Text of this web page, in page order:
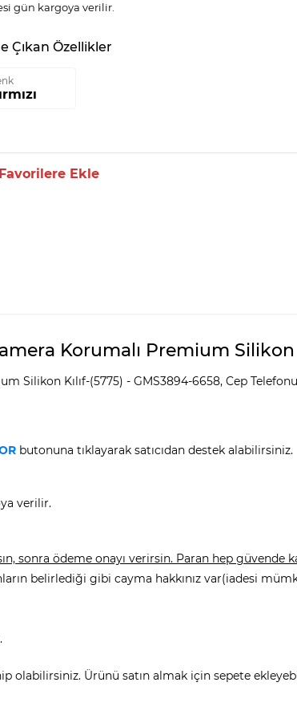
gün kargoya verilir.
Çıkan Özellikler
Favorilere Ekle
Korumalı Premium
Silikon Kılıf-(5775) - GMS3894-6658, Cep
butonuna tıklayarak satıcıdan destek alabilirsiniz.
verilir.
sonra ödeme onayı verirsin. Paran hep güvende
belirlediği gibi cayma hakkınız var(iadesi
olabilirsiniz. Ürünü satın almak için sepete